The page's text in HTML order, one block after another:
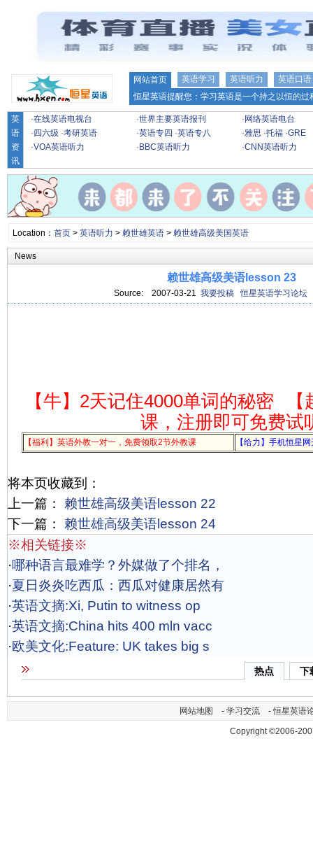
网站首页 英语学习 英语听力
英语口语
恒星英语提醒您：学习英语是一个持之以恒的
英
语
资
讯
·在线英语电视台 ·世界主要英语报刊 · 网络英语电台
· 四六级 ·考研英语 ·英语专四 ·英语专八 ·雅思 ·托福 ·GRE
·VOA英语听力 · BBC英语听力 ·CNN英语听力
Location： 首页> 英语听力 > 赖世雄英语> 赖世雄高级美国英语
News
赖世雄高级美语lesson 23
Source: 2007-03-21 我要投稿 恒星英语学习论坛
【牛】2天记住4000单词的秘密
课，注册即可免费试
【福利】英语外教一对一，免费领取2节外教课 【给力】手机恒星
将本页收藏到：
上一篇：
赖世雄高级美语lesson 22
下一篇：
赖世雄高级美语lesson 24
※相关链接※
·哪种语言最难学？外媒做了个排名，
·夏日炎炎吃西瓜：西瓜对健康居然有
·英语文摘:Xi, Putin to witness op
·英语文摘:China hits 400 mln vacc
·欧美文化:Feature: UK takes big s
热点 下
网站地图 - 学习交流 -恒星英语
Copyright ©2006-